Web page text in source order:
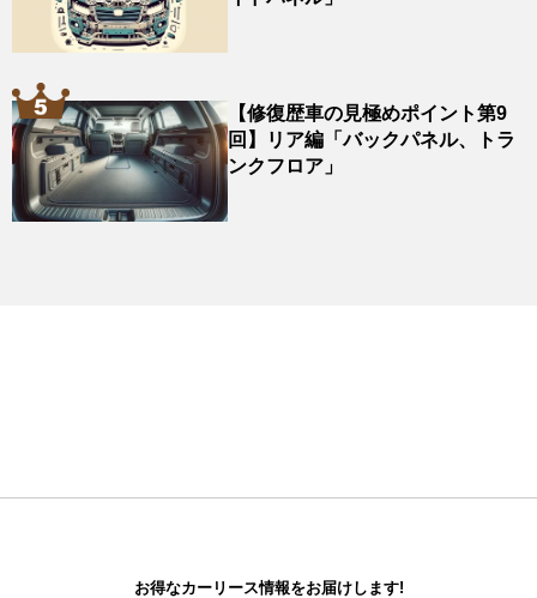
【修復歴車の見極めポイント第9
回】リア編「バックパネル、トラ
ンクフロア」
お得なカーリース情報をお届けします!